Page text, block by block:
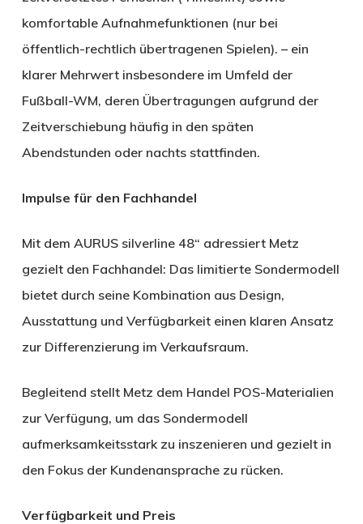
komfortable Aufnahmefunktionen (nur bei
öffentlich-rechtlich übertragenen Spielen). – ein
klarer Mehrwert insbesondere im Umfeld der
Fußball-WM, deren Übertragungen aufgrund der
Zeitverschiebung häufig in den späten
Abendstunden oder nachts stattfinden.
Impulse für den Fachhandel
Mit dem AURUS silverline 48“ adressiert Metz
gezielt den Fachhandel: Das limitierte Sondermodell
bietet durch seine Kombination aus Design,
Ausstattung und Verfügbarkeit einen klaren Ansatz
zur Differenzierung im Verkaufsraum.
Begleitend stellt Metz dem Handel POS-Materialien
zur Verfügung, um das Sondermodell
aufmerksamkeitsstark zu inszenieren und gezielt in
den Fokus der Kundenansprache zu rücken.
Verfügbarkeit und Preis